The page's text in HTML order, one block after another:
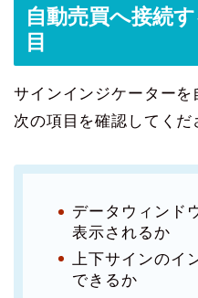
自動売買へ接続
目
サインインジケーターを
次の項目を確認してくだ
データウィンド
表示されるか
上下サインのイ
できるか